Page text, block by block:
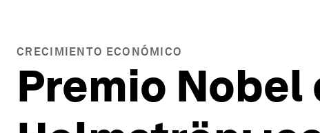
CRECIMIENTO ECONÓMICO
Premio Nobel